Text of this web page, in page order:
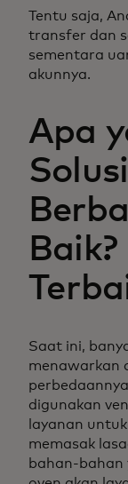
Tentu saja,
transfer dan
sementara
akunnya.
Apa
Saat ini,
menawarkan
digunakan
layanan
memasak
bahan-bahan